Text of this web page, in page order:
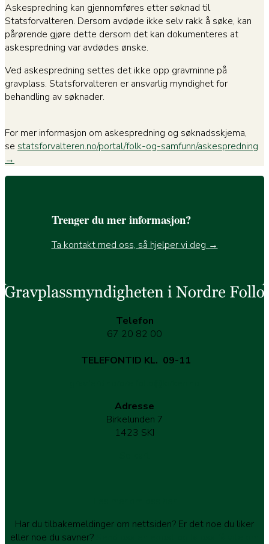
Askespredning kan gjennomføres etter søknad til
Statsforvalteren. Dersom avdøde ikke selv rakk å søke, kan
pårørende gjøre dette dersom det kan dokumenteres at
askespredning var avdødes ønske.
Ved askespredning settes det ikke opp gravminne på
gravplass. Statsforvalteren er ansvarlig myndighet for
behandling av søknader.
For mer informasjon om askespredning og søknadsskjema,
se statsforvalteren.no/portal/folk-og-samfunn/askespredning
→
Trenger du mer informasjon?
Ta kontakt med oss, så hjelper vi deg →
Telefon
67 20 82 00
TELEFONTID KL. 09-11
Adresse
Birkelunden 7
1423 SKI
Har du tilbakemeldinger om nettsiden? Er det noe du liker
eller noe du savner?